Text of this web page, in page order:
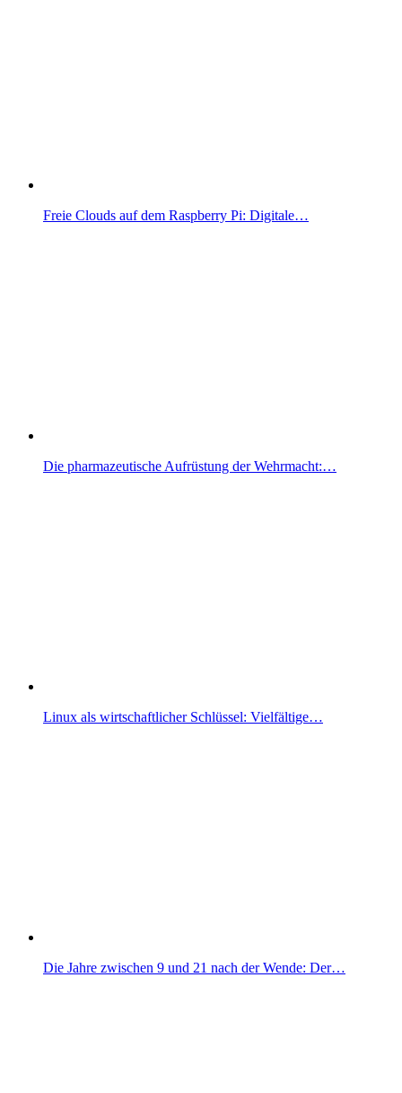
Freie Clouds auf dem Raspberry Pi: Digitale…
Die pharmazeutische Aufrüstung der Wehrmacht:…
Linux als wirtschaftlicher Schlüssel: Vielfältige…
Die Jahre zwischen 9 und 21 nach der Wende: Der…